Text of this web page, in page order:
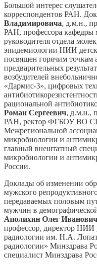
Большой интерес
корреспондентов РАН.
Владимировича, д.м.н.,
РАН, профессора кафедры
руководителя отдела
эпидемиологии НИИ
посвящен горячим точкам
предварительных
возбудителей
«Дармис-3», цифровых
рациональной
Роман Сергеевич, д.м.н.,
РАН, ректор ФГБОУ ВО
Межрегиональной
микробиологии и
главный внештатный
микробиологии и
России.
Доклады об изменении
мужского
передаваемых половым
мужчин в
Аполихин Олег Иванович
профессор, директор НИИ
радиологии им. Н.А.
радиологии» Минздрава
специалист Минздрава